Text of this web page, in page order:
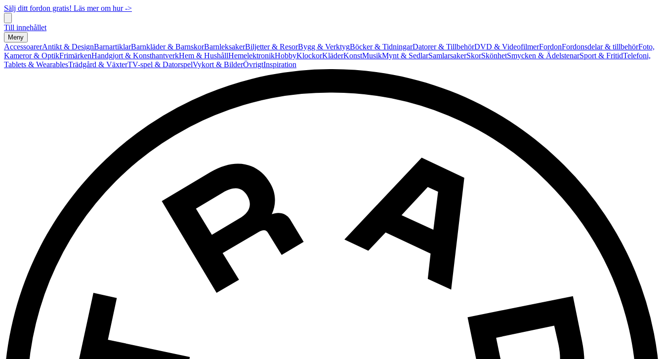
Sälj ditt fordon gratis! Läs mer om hur ->
Till innehållet
Meny
AccessoarerAntikt & DesignBarnartiklarBarnkläder & BarnskorBarnleksakerBiljetter & ResorBygg & VerktygBöcker & TidningarDatorer & TillbehörDVD & VideofilmerFordonFordonsdelar & tillbehörFoto,
Kameror & OptikFrimärkenHandgjort & KonsthantverkHem & HushållHemelektronikHobbyKlockorKläderKonstMusikMynt & SedlarSamlarsakerSkorSkönhetSmycken & ÄdelstenarSport & FritidTelefoni,
Tablets & WearablesTrädgård & VäxterTV-spel & DatorspelVykort & BilderÖvrigtInspiration